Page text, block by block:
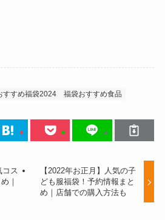
すすめ福袋2024 福袋おすすめ食品
コス
｜
【2022年お正月】人気の子
ども服福袋！予約情報まと
め｜店舗での購入方法も